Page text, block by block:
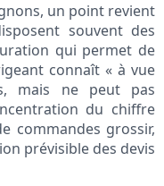
un point revient
souvent des
qui permet de
connaît « à vue
mais ne peut pas
du chiffre
commandes grossir,
prévisible des devis